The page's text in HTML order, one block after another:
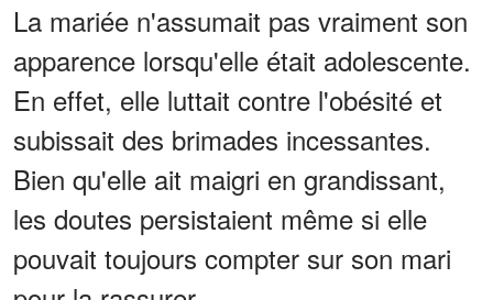
La mariée n'assumait pas vraiment son
apparence lorsqu'elle était adolescente.
En effet, elle luttait contre l'obésité et
subissait des brimades incessantes.
Bien qu'elle ait maigri en grandissant,
les doutes persistaient même si elle
pouvait toujours compter sur son mari